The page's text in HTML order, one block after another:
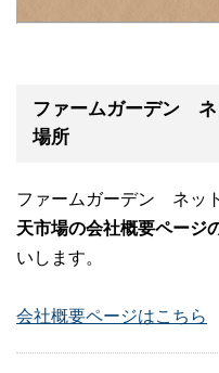
ファームガーデン ネ
場所
ファームガーデン ネッ
天市場の会社概要ページ
いします。
会社概要ページはこちら